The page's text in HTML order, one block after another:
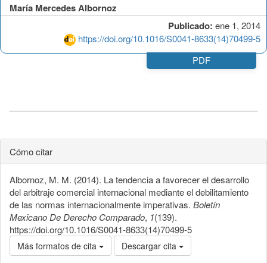
Publicado: ene 1, 2014
https://doi.org/10.1016/S0041-8633(14)70499-5
María Mercedes Albornoz
PDF
Cómo citar
Albornoz, M. M. (2014). La tendencia a favorecer el desarrollo
del arbitraje comercial internacional mediante el debilitamiento
de las normas internacionalmente imperativas. Boletín
Mexicano De Derecho Comparado, 1(139).
https://doi.org/10.1016/S0041-8633(14)70499-5
Más formatos de cita Descargar cita